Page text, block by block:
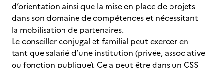
d’orientation ainsi que la mise en place de projets
dans son domaine de compétences et nécessitant
la mobilisation de partenaires.
Le conseiller conjugal et familial peut exercer en
tant que salarié d’une institution (privée, associative
ou fonction publique). Cela peut être dans un CSS